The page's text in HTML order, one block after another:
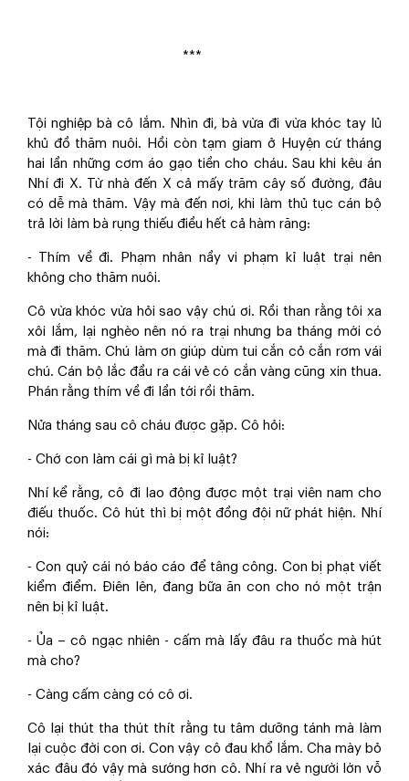
***
Tội nghiệp bà cô lắm. Nhìn đi, bà vừa đi vừa khóc tay lủ
khủ đồ thăm nuôi. Hồi còn tạm giam ở Huyện cứ tháng
hai lần những cơm áo gạo tiền cho cháu. Sau khi kêu án
Nhí đi X. Từ nhà đến X cả mấy trăm cây số đường, đâu
có dễ mà thăm. Vậy mà đến nơi, khi làm thủ tục cán bộ
trả lời làm bà rụng thiếu điều hết cả hàm răng:
- Thím về đi. Phạm nhân nầy vi phạm kỉ luật trại nên
không cho thăm nuôi.
Cô vừa khóc vừa hỏi sao vậy chú ơi. Rồi than rằng tôi xa
xôi lắm, lại nghèo nên nó ra trại nhưng ba tháng mới có
mà đi thăm. Chú làm ơn giúp dùm tui cắn cỏ cắn rơm vái
chú. Cán bộ lắc đầu ra cái vẻ có cắn vàng cũng xin thua.
Phán rằng thím về đi lần tới rồi thăm.
Nửa tháng sau cô cháu được gặp. Cô hỏi:
- Chớ con làm cái gì mà bị kỉ luật?
Nhí kể rằng, cô đi lao động được một trại viên nam cho
điếu thuốc. Cô hút thì bị một đồng đội nữ phát hiện. Nhí
nói:
- Con quỷ cái nó báo cáo để tâng công. Con bị phạt viết
kiểm điểm. Điên lên, đang bữa ăn con cho nó một trận
nên bị kỉ luật.
- Ủa – cô ngạc nhiên - cấm mà lấy đâu ra thuốc mà hút
mà cho?
- Càng cấm càng có cô ơi.
Cô lại thút tha thút thít rằng tu tâm dưỡng tánh mà làm
lại cuộc đời con ơi. Con vậy cô đau khổ lắm. Cha mày bỏ
xác đâu đó vậy mà sướng hơn cô. Nhí ra vẻ người lớn vỗ